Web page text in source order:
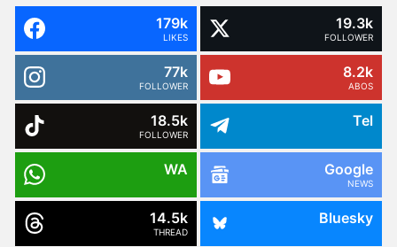
179k
LIKES
19.3k
FOLLOWER
77k
FOLLOWER
8.2k
ABOS
18.5k
FOLLOWER
Tel
WA Google
NEWS
14.5k
THREAD
Bluesky